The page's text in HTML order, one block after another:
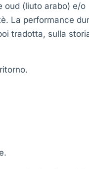
oud (liuto arabo) e/o
La performance
tradotta, sulla